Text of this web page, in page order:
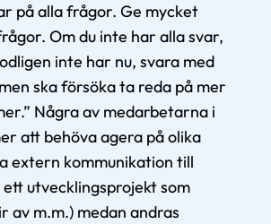
på alla frågor. Ge mycket
Om du inte har alla svar,
inte har nu, svara med
ska försöka ta reda på mer
Några av medarbetarna i
att behöva agera på olika
extern kommunikation till
ett utvecklingsprojekt som
av m.m.) medan andras